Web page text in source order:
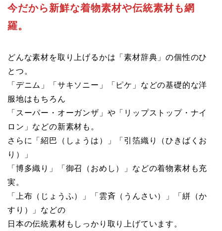
今だから新鮮な着物素材や伝統素材も網
羅。
どんな素材を取り上げるかは「素材辞典」の個性のひ
とつ。
「デニム」「サキソニー」「ピケ」などの基礎的な洋
服地はもちろん
「スーパー・オーガンザ」や「リップストップ・ナイ
ロン」などの新素材も。
さらに「紹巴（しょうは）」「引箔織り（ひきばくお
り）」
「博多織り」「御召（おめし）」などの着物素材も充
実。
「上布（じょうふ）」「雲斉（うんさい）」「絣（か
すり）」などの
日本の伝統素材もしっかり取り上げています。